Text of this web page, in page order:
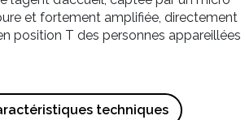
et fortement amplifiée, directement
position T des personnes appareillées
techniques